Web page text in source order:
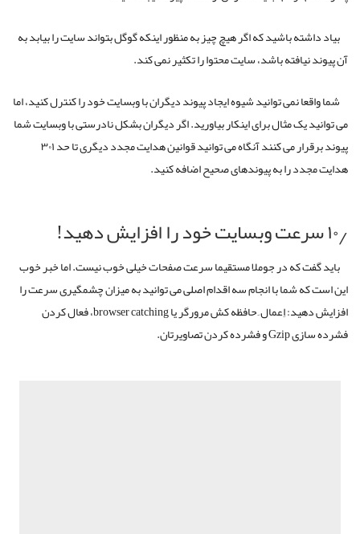
بیاد داشته باشید که اگر هیچ چیز به منظور اینکه گوگل بتواند سایت را بیابد به
آن پیوند نیافته باشد، سایت محتوا را تکثیر نمی کند.
شما واقعا نمی توانید شیوه ایجاد پیوند دیگران با وبسایت خود را کنترل کنید، اما
می توانید یک مثال برای اینکار بیاورید. اگر دیگران بشکل نادرستی با وبسایت شما
پیوند برقرار می کنند آنگاه می توانید قوانین هدایت مجدد دیگری تا حد ۳۰۱
هدایت مجدد را به پیوندهای صحیح اضافه کنید.
۱۰٫ سرعت وبسایت خود را افزایش دهید!
باید گفت که در جوملا مستقیما سرعت صفحات خیلی خوب نیست. اما خبر خوب
این است که شما با انجام سه اقدام اصلی می توانید به میزان چشمگیری سرعت را
افزایش دهید: اِعمال ِ حافظه کش مرورگر یا browser catching، فعال کردن
فشرده سازی Gzip و فشرده کردن تصاویرتان.